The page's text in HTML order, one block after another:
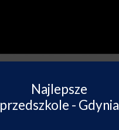
Najlepsze
przedszkole - Gdynia